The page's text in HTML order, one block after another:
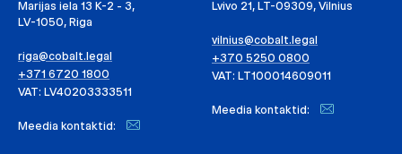
Marijas iela 13 K-2 - 3,
LV-1050, Riga
riga@cobalt.legal
+371 6720 1800
VAT: LV40203333511
Meedia kontaktid:
Lvivo 21, LT-09309, Vilnius
vilnius@cobalt.legal
+370 5250 0800
VAT: LT100014609011
Meedia kontaktid: